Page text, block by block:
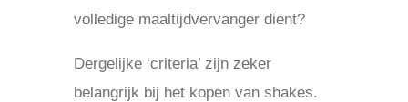
volledige maaltijdvervanger dient?
Dergelijke ‘criteria’ zijn zeker
belangrijk bij het kopen van shakes.